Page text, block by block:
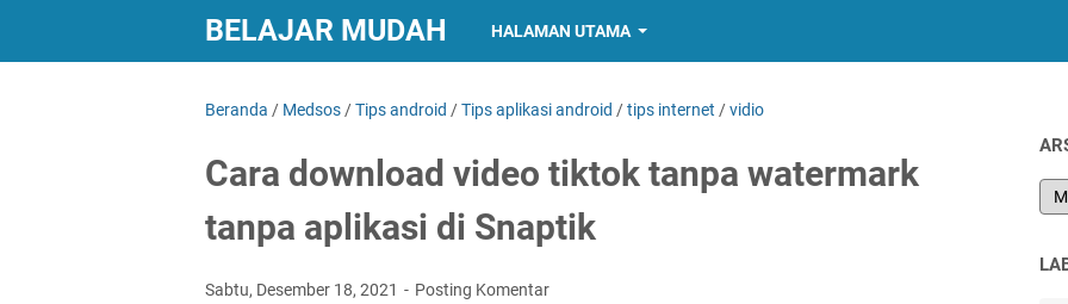
BELAJAR MUDAH HALAMAN UTAMA
Beranda / Medsos /Tips android /Tips aplikasi android /tips internet /vidio
Cara download video tiktok tanpa watermark
tanpa aplikasi di Snaptik
Sabtu, Desember 18, 2021 Posting Komentar